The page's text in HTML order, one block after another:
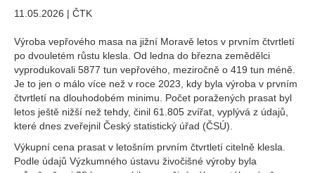
11.05.2026 | ČTK
Výroba vepřového masa na jižní Moravě letos v prvním čtvrtletí
po dvouletém růstu klesla. Od ledna do března zemědělci
vyprodukovali 5877 tun vepřového, meziročně o 419 tun méně.
Je to jen o málo více než v roce 2023, kdy byla výroba v prvním
čtvrtletí na dlouhodobém minimu. Počet poražených prasat byl
letos ještě nižší než tehdy, činil 61.805 zvířat, vyplývá z údajů,
které dnes zveřejnil Český statistický úřad (ČSÚ).
Výkupní cena prasat v letošním prvním čtvrtletí citelně klesla.
Podle údajů Výzkumného ústavu živočišné výroby byla